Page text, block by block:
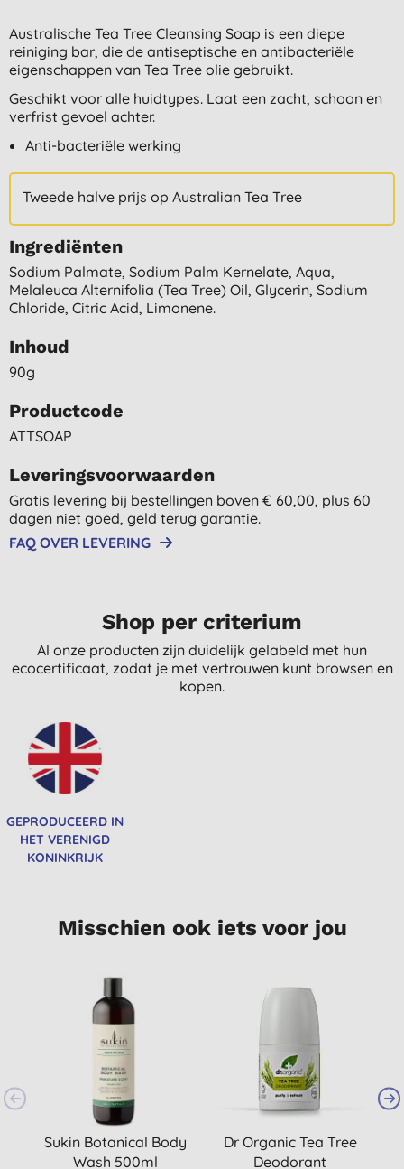
Australische Tea Tree Cleansing Soap is een diepe
reiniging bar, die de antiseptische en antibacteriële
eigenschappen van Tea Tree olie gebruikt.
Geschikt voor alle huidtypes. Laat een zacht, schoon en
verfrist gevoel achter.
Anti-bacteriële werking
Tweede halve prijs op Australian Tea Tree
Ingrediënten
Sodium Palmate, Sodium Palm Kernelate, Aqua,
Melaleuca Alternifolia (tea Tree) Oil, Glycerin, Sodium
Chloride, Citric Acid, Limonene.
Inhoud
90g
Productcode
ATTSOAP
Leveringsvoorwaarden
Gratis levering bij bestellingen boven € 60,00, plus 60
dagen niet goed, geld terug garantie.
FAQ OVER LEVERING
Shop per criterium
Al onze producten zijn duidelijk gelabeld met hun
ecocertificaat, zodat je met vertrouwen kunt browsen en
kopen.
GEPRODUCEERD IN
HET VERENIGD
KONINKRIJK
Misschien ook iets voor jou
Sukin Botanical Body
Wash 500ml
Dr Organic Tea Tree
Deodorant